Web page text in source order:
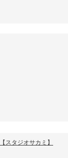
スタジオサカミ】